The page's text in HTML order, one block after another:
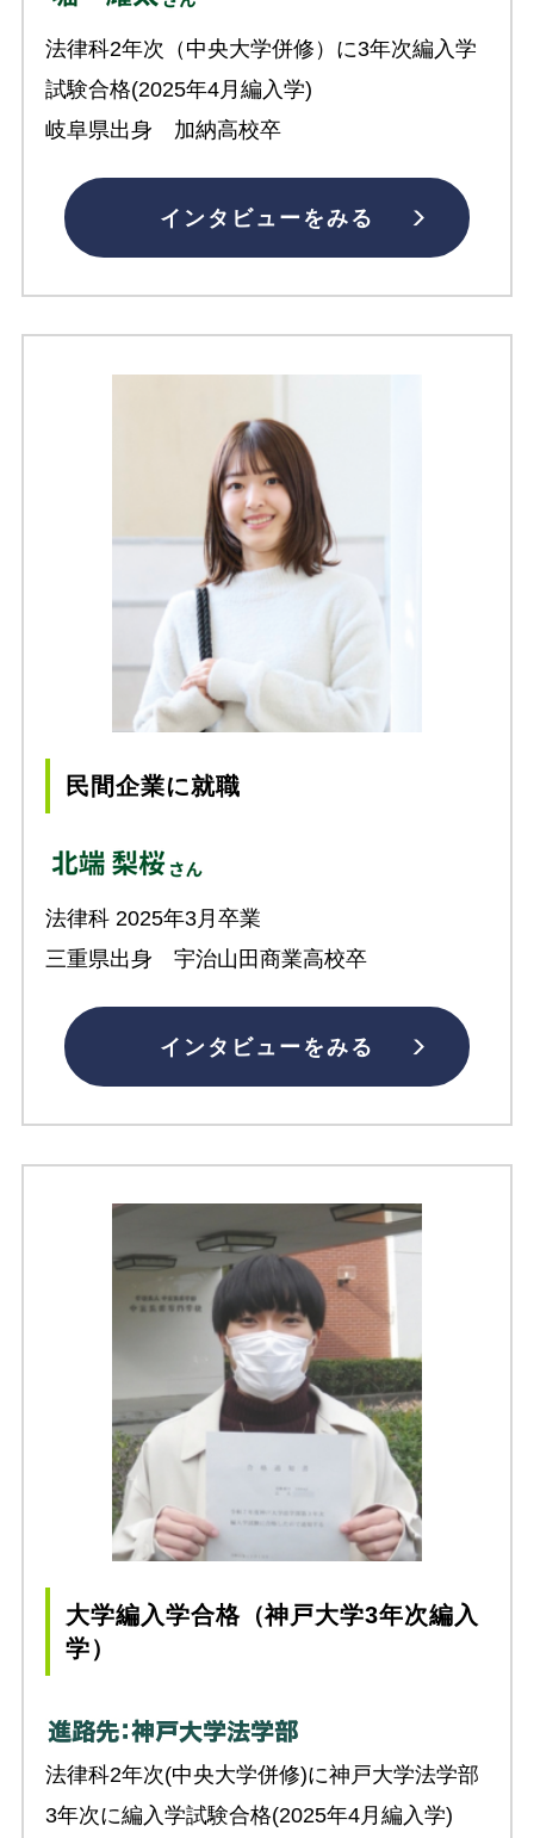
法律科2年次（中央大学併修）に3年次編入学
試験合格(2025年4月編入学)
岐阜県出身 加納高校卒
インタビューをみる
民間企業に就職
法律科 2025年3月卒業
三重県出身 宇治山田商業高校卒
インタビューをみる
大学編入学合格（神戸大学3年次編入
学）
法律科2年次(中央大学併修)に神戸大学法学部
3年次に編入学試験合格(2025年4月編入学)